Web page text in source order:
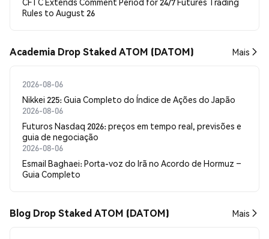
Rules to August 26
Academia Drop Staked ATOM (DATOM) Mais
2026-08-06
Nikkei 225: Guia Completo do Índice de Ações do Japão
2026-08-06
Futuros Nasdaq 2026: preços em tempo real, previsões e
guia de negociação
2026-08-06
Esmail Baghaei: Porta-voz do Irã no Acordo de Hormuz –
Guia Completo
Blog Drop Staked ATOM (DATOM) Mais